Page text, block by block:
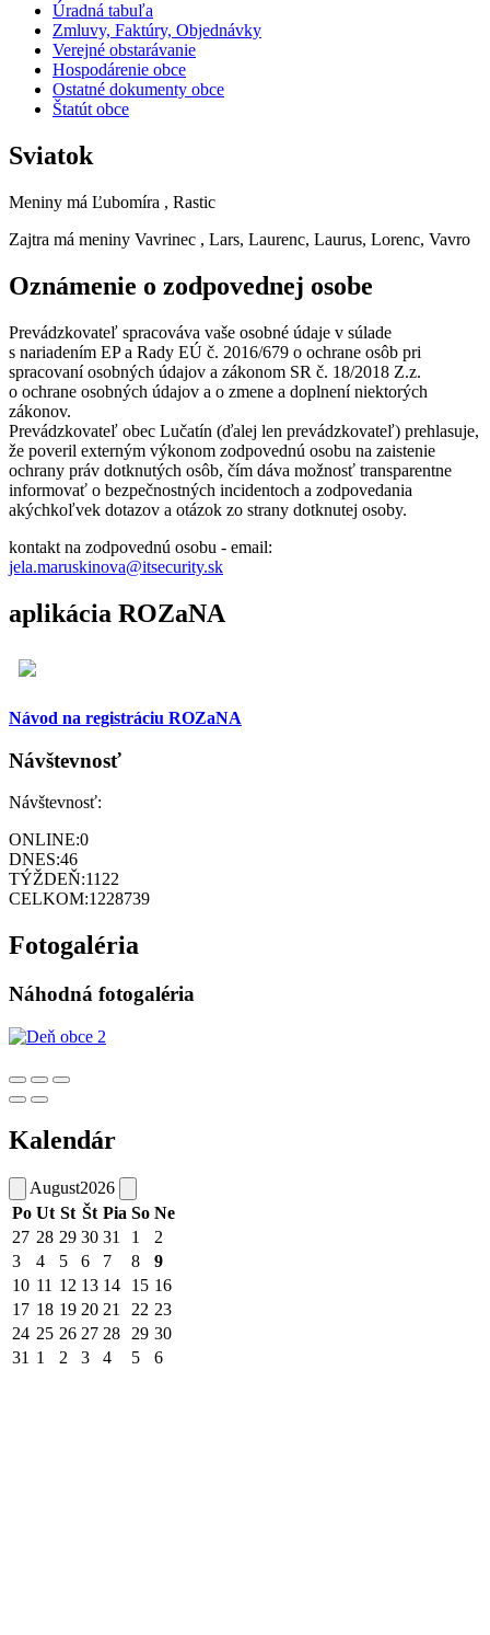
Úradná tabuľa
Zmluvy, Faktúry, Objednávky
Verejné obstarávanie
Hospodárenie obce
Ostatné dokumenty obce
Štatút obce
Sviatok
Meniny má Ľubomíra , Rastic
Zajtra má meniny Vavrinec , Lars, Laurenc, Laurus, Lorenc, Vavro
Oznámenie o zodpovednej osobe
Prevádzkovateľ spracováva vaše osobné údaje v súlade
s nariadením EP a Rady EÚ č. 2016/679 o ochrane osôb pri
spracovaní osobných údajov a zákonom SR č. 18/2018 Z.z.
o ochrane osobných údajov a o zmene a doplnení niektorých
zákonov.
Prevádzkovateľ obec Lučatín (ďalej len prevádzkovateľ) prehlasuje,
že poveril externým výkonom zodpovednú osobu na zaistenie
ochrany práv dotknutých osôb, čím dáva možnosť transparentne
informovať o bezpečnostných incidentoch a zodpovedania
akýchkoľvek dotazov a otázok zo strany dotknutej osoby.
kontakt na zodpovednú osobu - email:
jela.maruskinova@itsecurity.sk
aplikácia ROZaNA
Návod na registráciu ROZaNA
Návštevnosť
Návštevnosť:
ONLINE:0
DNES:46
TÝŽDEŇ:1122
CELKOM:1228739
Fotogaléria
Náhodná fotogaléria
Kalendár
August2026
Po Ut St Št Pia So Ne
27 28 29 30 31 1
2
3
4 5 6 7 8
9
10 11 12 13 14 15 16
17 18 19 20 21 22 23
24 25 26 27 28 29 30
31 1 2 3 4 5 6